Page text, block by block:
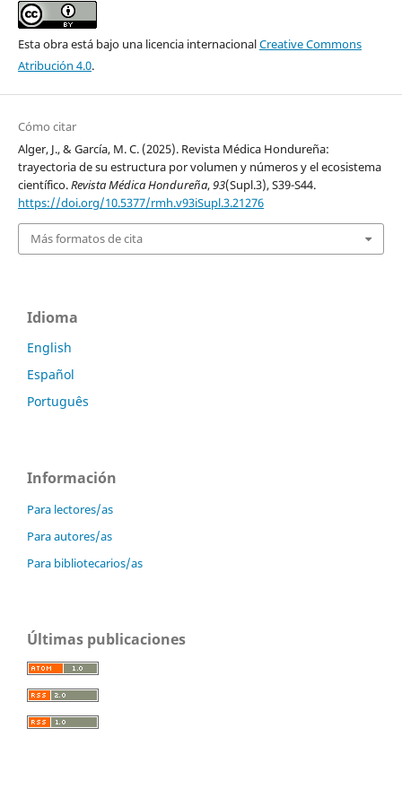
Esta obra está bajo una licencia internacionalCreative Commons
Atribución 4.0.
Cómo citar
Alger, J., & García, M. C. (2025). Revista Médica Hondureña:
trayectoria de su estructura por volumen y números y el ecosistema
científico.Revista Médica Hondureña,93(Supl.3), S39-S44.
https://doi.org/10.5377/rmh.v93iSupl.3.21276
Más formatos de cita
Idioma
English
Español
Português
Información
Para lectores/as
Para autores/as
Para bibliotecarios/as
Últimas publicaciones